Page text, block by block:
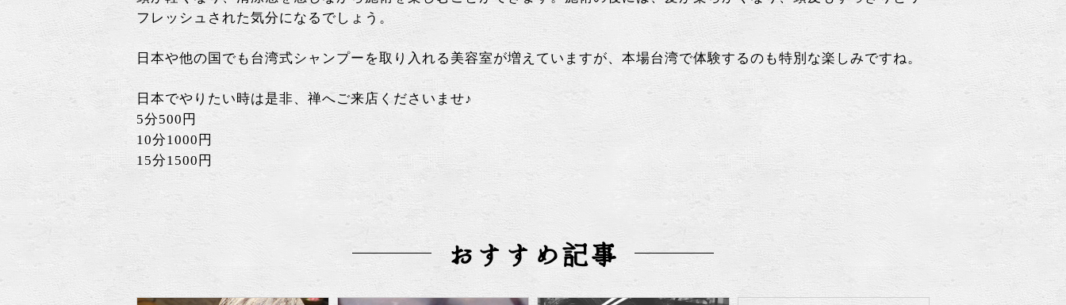
フレッシュされた気分になるでしょう。
日本や他の国でも台湾式シャンプーを取り入れる美容室が増えていますが、本場台湾で体験するのも特別な楽しみですね。
日本でやりたい時は是非、禅へご来店くださいませ♪
5分500円
10分1000円
15分1500円
おすすめ記事